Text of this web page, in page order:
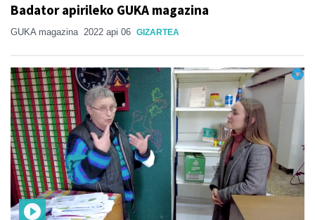
Badator apirileko GUKA magazina
GUKA magazina 2022 api 06 GIZARTEA